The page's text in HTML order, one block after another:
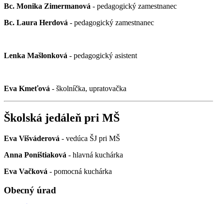
Bc. Monika Zimermanová - pedagogický zamestnanec
Bc. Laura Herdová - pedagogický zamestnanec
Lenka Mašlonková - pedagogický asistent
Eva Kmeťová - školníčka, upratovačka
Školská jedáleň pri MŠ
Eva Višváderová - vedúca ŠJ pri MŠ
Anna Poništiaková - hlavná kuchárka
Eva Vačková - pomocná kuchárka
Obecný úrad